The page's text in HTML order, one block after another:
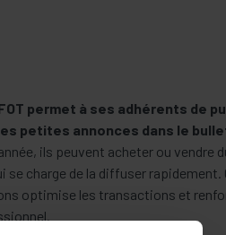
permet à ses adhérents de
petites annonces dans le
ils peuvent acheter ou vendre
se charge de la diffuser rapidement.
optimise les transactions et